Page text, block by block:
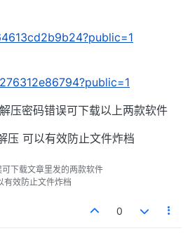
压密码错误可下载以上两款软件
压 可以有效防止文件炸档
下载文章里发的两款软件
有效防止文件炸档
0